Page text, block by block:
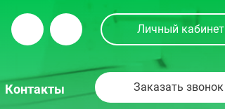
Личный кабинет
Контакты Заказать звонок